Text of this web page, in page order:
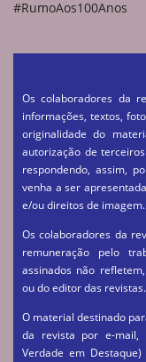
#RumoAos100Anos
Os colaboradores da
informações, textos,
originalidade do
autorização de
respondendo, assim,
venha a ser
e/ou direitos de imagem.
Os colaboradores da
remuneração pelo
assinados não
ou do editor das
O material destinado
da revista por e-mail,
Verdade em